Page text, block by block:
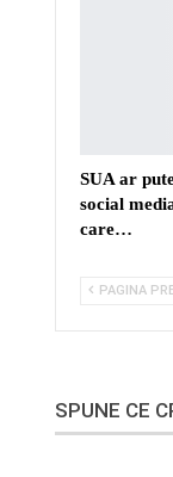
SUA ar
social
care…
PAGINA
SPUNE CE